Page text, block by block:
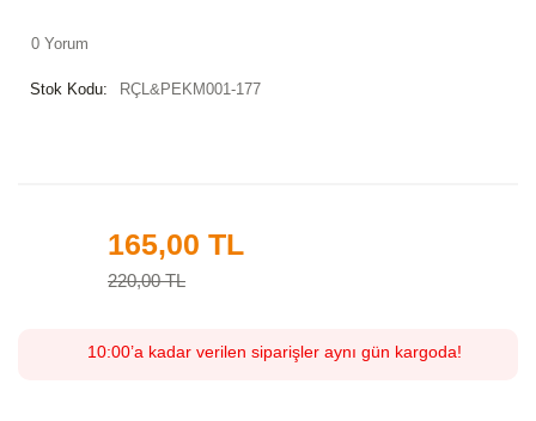
0 Yorum
Stok Kodu: RÇL&PEKM001-177
165,00 TL
220,00 TL
10:00’a kadar verilen siparişler aynı gün kargoda!